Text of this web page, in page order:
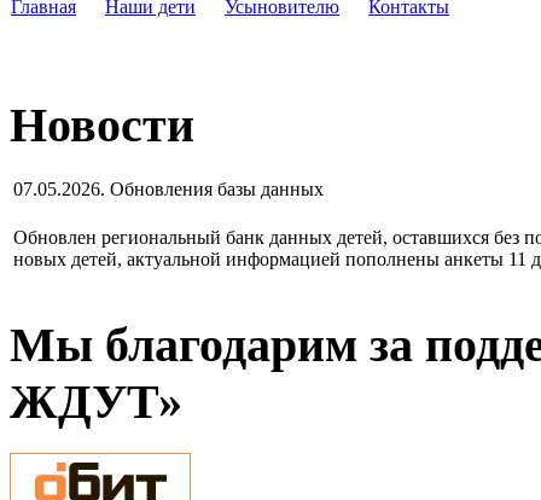
Главная Наши дети Усыновителю Контакты
Новости
07.05.2026. Обновления базы данных
Обновлен региональный банк данных детей, оставшихся без
новых детей, актуальной информацией пополнены анкеты
Мы благодарим за
ЖДУТ»